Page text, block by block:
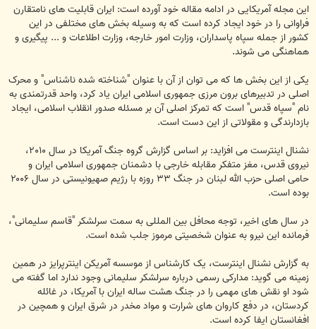
این مجله آمریکایی در ادامه مقاله خود آورده است: ایران قابلیت های نامتقارن
فراوانی را در خود ایجاد کرده است که به وسیله بخش های مختلفی در این
کشور از جمله سپاه پاسداران، وزارت امور خارجه، وزارت اطلاعات و ... پیگیری و
هماهنگی می شوند.
یکی از این بخش ها که می توان از آن با عنوان "شناخته شده ناشناس" و محرک
اصلی در تدبیرهای برون مرزی جمهوری اسلامی ایران یاد کرد، واحد قدرتمندی به
نام "سپاه قدس" است که تمرکز اصلی آن بر مسئله صدور انقلاب اسلامی، ایجاد
بازدارندگی و مقولاتی از این دست است.
نشنال اینترست می افزاید: بر اساس گزارش گروه جنگ آمریکا در سال ۲۰۱۰،
نیروی قدس، مغز متفکر مقابله خارجی با دشمنان جمهوری اسلامی ایران و
حامی اصلی حزب الله لبنان در جنگ ۳۳ روزه با رژیم صهیونیستی در سال ۲۰۰۶
بوده است.
در سال های اخیر، توجه محافل بین المللی به سمت سرلشکر "قاسم سلیمانی"،
فرمانده این نیرو به عنوان شخصیتی مرموز جلب شده است.
به گزارش نشنال اینترست، یک کارشناس از موسسه آمریکن اینترپرایز در همین
زمینه می گوید: مدارکی رسمی درباره سرلشکر سلیمانی وجود ندارد اما گفته می
شود او نقش های مهمی را در جنگ هشت ساله ایران با آمریکا، در غائله
کردستان، در دفع کاروان های شرارت و مواد مخدر در شرق ایران و همچین در
افغانستان ایفا کرده است.